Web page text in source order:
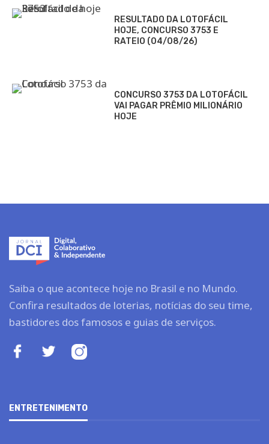
RESULTADO DA LOTOFÁCIL
HOJE, CONCURSO 3753 E
RATEIO (04/08/26)
CONCURSO 3753 DA LOTOFÁCIL
VAI PAGAR PRÊMIO MILIONÁRIO
HOJE
Saiba o que acontece hoje no Brasil e no Mundo.
Confira resultados de loterias, notícias do seu time,
bastidores dos famosos e guias de serviços.
ENTRETENIMENTO